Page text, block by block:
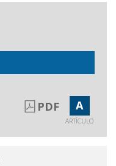
PDF A
ARTÍCULO